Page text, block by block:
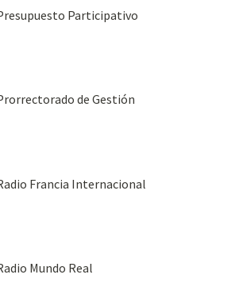
Participativo
de Gestión
Francia Internacional
Mundo Real